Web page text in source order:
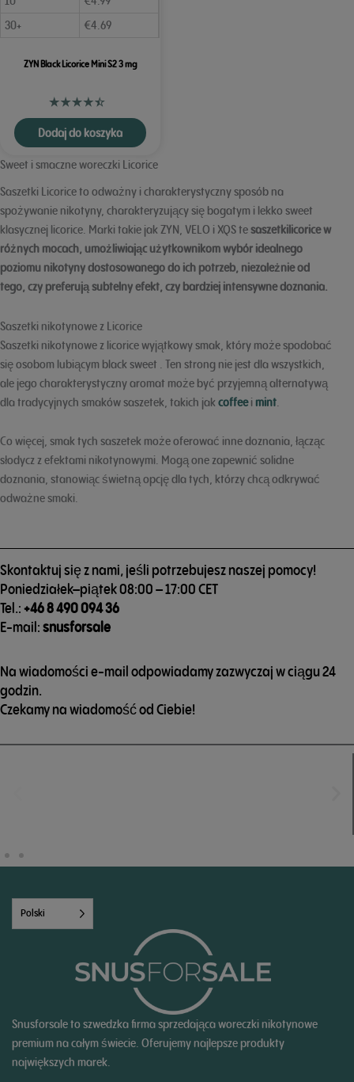
30+
€4.69
ZYN Black Licorice Mini S2 3 mg
Dodaj do koszyka
Sweet i smaczne woreczki Licorice
Saszetki Licorice to odważny i charakterystyczny sposób na
spożywanie nikotyny, charakteryzujący się bogatym i lekko sweet
klasycznej licorice. Marki takie jak ZYN, VELO i XQS tesaszetkilicoricew
różnych mocach, umożliwiając użytkownikom wybór idealnego
poziomu nikotyny dostosowanego do ich potrzeb, niezależnie od
tego, czy preferują subtelny efekt, czy bardziej intensywne doznania.
Saszetki nikotynowe z Licorice
Saszetki nikotynowe z licorice wyjątkowy smak, który może spodobać
się osobom lubiącym black sweet . Ten strong nie jest dla wszystkich,
ale jego charakterystyczny aromat może być przyjemną alternatywą
dla tradycyjnych smaków saszetek, takich jak coffeei mint.
Co więcej, smak tych saszetek może oferować inne doznania, łącząc
słodycz z efektami nikotynowymi. Mogą one zapewnić solidne
doznania, stanowiąc świetną opcję dla tych, którzy chcą odkrywać
odważne smaki.
Skontaktuj się z nami, jeśli potrzebujesz naszej pomocy!
Poniedziałek–piątek 08:00 – 17:00 CET
Tel.:+46 8 490 094 36
E-mail:snusforsale
Na wiadomości e-mail odpowiadamy zazwyczaj w ciągu 24
godzin.
Czekamy na wiadomość od Ciebie!
Polski
Snusforsale to szwedzka firma sprzedająca woreczki nikotynowe
premium na całym świecie. Oferujemy najlepsze produkty
największych marek.